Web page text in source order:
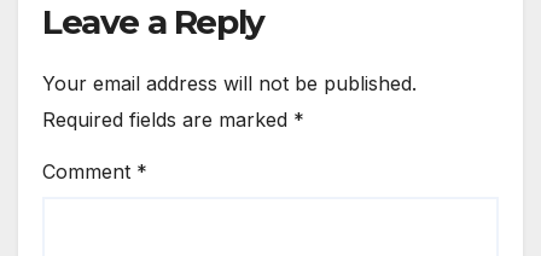
Leave a Reply
Your email address will not be published.
Required fields are marked *
Comment *